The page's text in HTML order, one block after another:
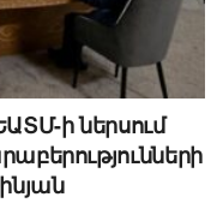
ի ներսում